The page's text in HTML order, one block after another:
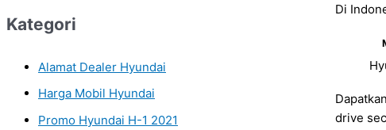
Kategori
Alamat Dealer Hyundai
Harga Mobil Hyundai
Promo Hyundai H-1 2021
Di
drive